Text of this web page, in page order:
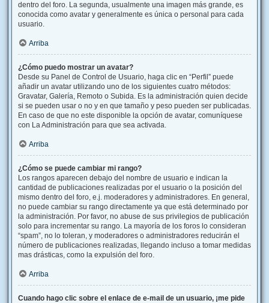
dentro del foro. La segunda, usualmente una imagen más grande, es
conocida como avatar y generalmente es única o personal para cada
usuario.
Arriba
¿Cómo puedo mostrar un avatar?
Desde su Panel de Control de Usuario, haga clic en “Perfil” puede
añadir un avatar utilizando uno de los siguientes cuatro métodos:
Gravatar, Galería, Remoto o Subida. Es la administración quien decide
si se pueden usar o no y en que tamaño y peso pueden ser publicadas.
En caso de que no este disponible la opción de avatar, comuníquese
con La Administración para que sea activada.
Arriba
¿Cómo se puede cambiar mi rango?
Los rangos aparecen debajo del nombre de usuario e indican la
cantidad de publicaciones realizadas por el usuario o la posición del
mismo dentro del foro, e.j. moderadores y administradores. En general,
no puede cambiar su rango directamente ya que está determinado por
la administración. Por favor, no abuse de sus privilegios de publicación
solo para incrementar su rango. La mayoría de los foros lo consideran
“spam”, no lo toleran, y moderadores o administradores reducirán el
número de publicaciones realizadas, llegando incluso a tomar medidas
mas drásticas, como la expulsión del foro.
Arriba
Cuando hago clic sobre el enlace de e-mail de un usuario, ¡me pide